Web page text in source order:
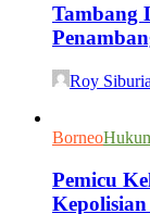
Tambang
Roy
Borneo
Pemicu